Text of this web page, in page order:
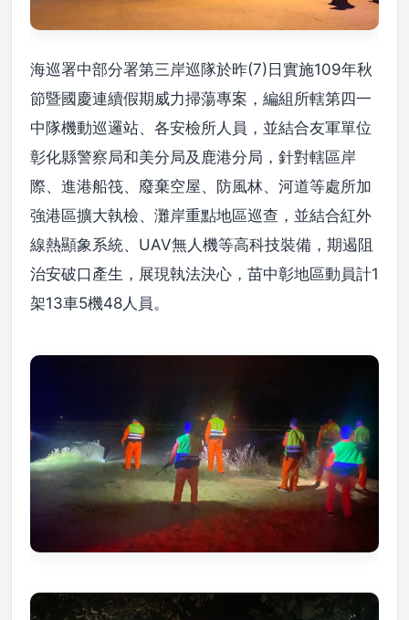
海巡署中部分署第三岸巡隊於昨(7)日實施109年秋
節暨國慶連續假期威力掃蕩專案，編組所轄第四一
中隊機動巡邏站、各安檢所人員，並結合友軍單位
彰化縣警察局和美分局及鹿港分局，針對轄區岸
際、進港船筏、廢棄空屋、防風林、河道等處所加
強港區擴大執檢、灘岸重點地區巡查，並結合紅外
線熱顯象系統、UAV無人機等高科技裝備，期遏阻
治安破口產生，展現執法決心，苗中彰地區動員計1
架13車5機48人員。